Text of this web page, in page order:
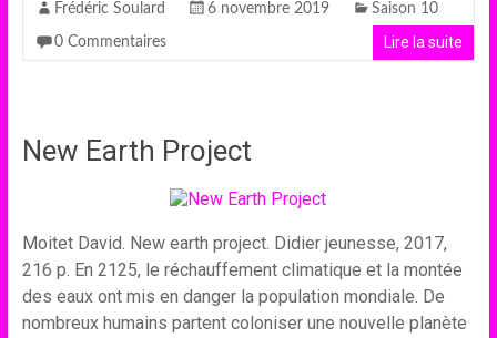
Frédéric Soulard 6 novembre 2019 Saison 10
0 Commentaires Lire la suite
New Earth Project
Moitet David. New earth project. Didier jeunesse, 2017,
216 p. En 2125, le réchauffement climatique et la montée
des eaux ont mis en danger la population mondiale. De
nombreux humains partent coloniser une nouvelle planète